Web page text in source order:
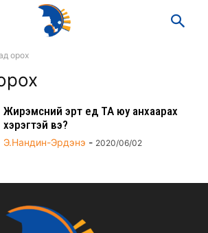
орох
Жирэмсний эрт үед ТА юу анхаарах
хэрэгтэй вэ?
Э.Нандин-Эрдэнэ - 2020/06/02